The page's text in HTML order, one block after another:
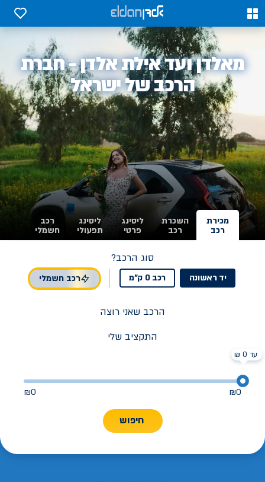
0
0
אלדן
מאלדן ועד אילת אלדן - חברת
הרכב של ישראל
מכירת
רכב
השכרת
רכב
ליסינג
פרטי
ליסינג
תפעולי
רכב
חשמלי
סוג הרכב?
יד ראשונה רכב 0 ק"מ רכב חשמלי
הרכב שאני רוצה
התקציב שלי
₪0
₪0
חיפוש
עד 0 ₪